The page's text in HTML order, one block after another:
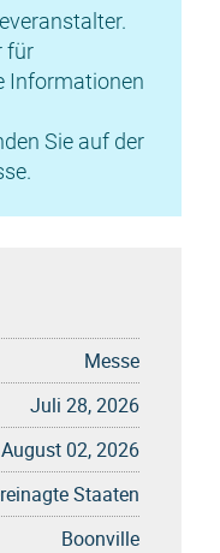
für
Informationen
Sie auf der
Messe
Juli 28, 2026
August 02, 2026
Staaten
Boonville